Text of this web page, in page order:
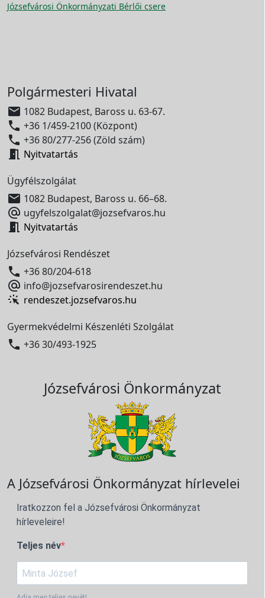
Józsefvárosi Önkormányzati Bérlői csere
Polgármesteri Hivatal
 1082 Budapest, Baross u. 63-67.
 +36 1/459-2100 (Központ)
 +36 80/277-256 (Zöld szám)
 Nyitvatartás
Ügyfélszolgálat
 1082 Budapest, Baross u. 66–68.
 ugyfelszolgalat@jozsefvaros.hu
 Nyitvatartás
Józsefvárosi Rendészet
 +36 80/204-618
 info@jozsefvarosirendeszet.hu
rendeszet.jozsefvaros.hu
Gyermekvédelmi Készenléti Szolgálat
 +36 30/493-1925
Józsefvárosi Önkormányzat
A Józsefvárosi Önkormányzat hírlevelei
Iratkozzon fel a Józsefvárosi Önkormányzat
hírleveleire!
Teljes név